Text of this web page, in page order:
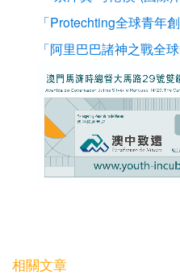
「Protechting全球青年
「阿里巴巴諸神之戰全
相關文章